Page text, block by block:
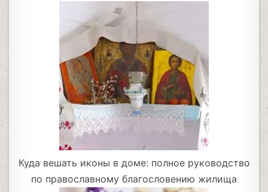
Куда вешать иконы в доме: полное руководство
по православному благословению жилища